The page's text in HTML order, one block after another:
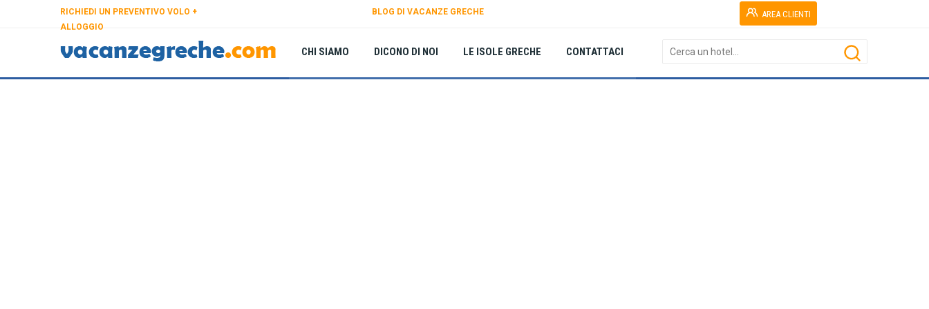
AREA CLIENTI
RICHIEDI UN PREVENTIVO VOLO +
ALLOGGIO
BLOG DI VACANZE GRECHE
CHI SIAMO DICONO DI NOI LE ISOLE GRECHE CONTATTACI